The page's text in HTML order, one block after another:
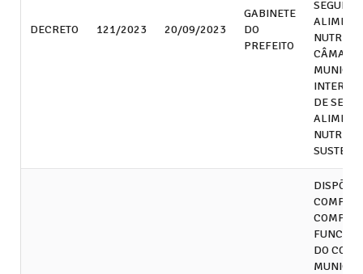
DECRETO 121/2023 20/09/2023
GABINETE
DO
PREFEITO
CÂMARA
DE
DISPÕE
DO